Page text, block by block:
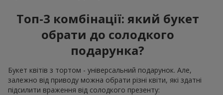
Топ-3 комбінації: який букет
обрати до солодкого
подарунка?
Букет квітів з тортом - універсальний подарунок. Але,
залежно від приводу можна обрати різні квіти, які здатні
підсилити враження від солодкого презенту: